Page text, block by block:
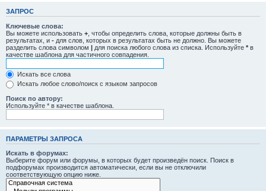
ЗАПРОС
Ключевые слова:
Вы можете использовать + , чтобы определить слова, которые должны быть в
результатах, и - для слов, которых в результатах быть не должно. Вы можете
разделить слова символом | для поиска любого слова из списка. Используйте * в
качестве шаблона для частичного совпадения.
Искать все слова
Искать любое слово/поиск с языком запросов
Поиск по автору:
Используйте * в качестве шаблона.
ПАРАМЕТРЫ ЗАПРОСА
Искать в форумах:
Выберите форум или форумы, в которых будет произведён поиск. Поиск в
подфорумах производится автоматически, если вы не отключили
соответствующую опцию ниже.